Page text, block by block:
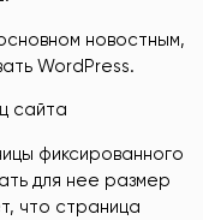
новостным,
WordPress.
сайта
фиксированного
для нее размер
что страница